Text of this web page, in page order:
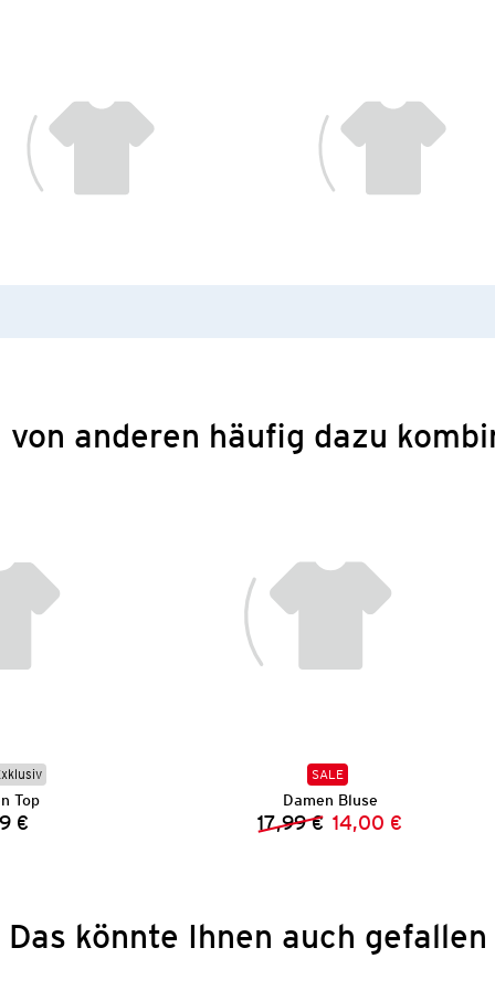
von anderen häufig dazu
Top
€
SALE
Damen Bluse
Vorheriger Preis:
17,99 € Neuer Preis:
14,00 €
Das könnte Ihnen auch gefallen